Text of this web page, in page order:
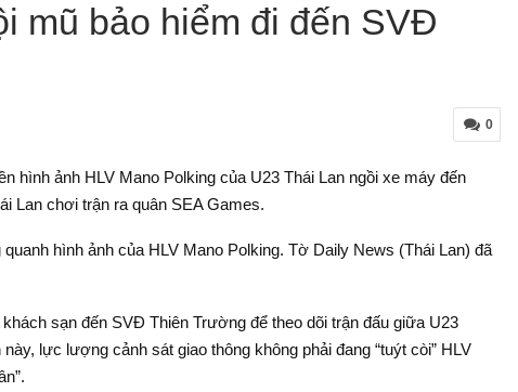
mũ bảo hiểm đi đến SVĐ
0
hình ảnh HLV Mano Polking của U23 Thái Lan ngồi xe máy đến
Lan chơi trận ra quân SEA Games.
hình ảnh của HLV Mano Polking. Tờ Daily News (Thái Lan) đã
sạn đến SVĐ Thiên Trường để theo dõi trận đấu giữa U23
lực lượng cảnh sát giao thông không phải đang “tuýt còi” HLV